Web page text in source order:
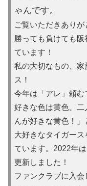
ゃんです。
ご覧いただきありが
勝っても負けても
ています！
私の大切なもの、
ス！
今年は「アレ」頼む
好きな色は黄色。
んが好きな黄色！」
大好きなタイガー
ています。2022年は
更新しました！
ファンクラブに入